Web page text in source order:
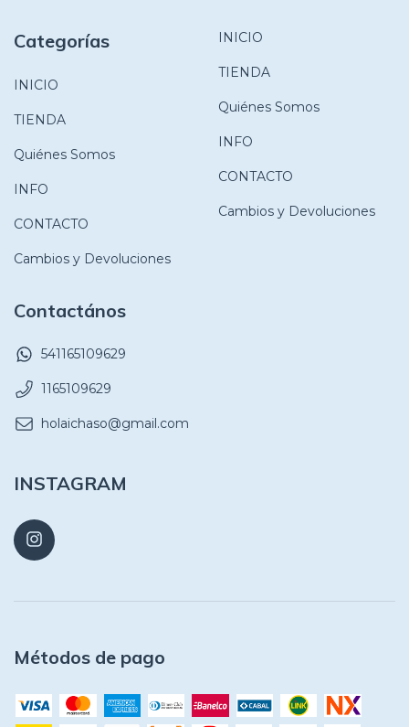
Categorías
INICIO
TIENDA
Quiénes Somos
INFO
CONTACTO
Cambios y Devoluciones
INICIO
TIENDA
Quiénes Somos
INFO
CONTACTO
Cambios y Devoluciones
Contactános
541165109629
1165109629
holaichaso@gmail.com
INSTAGRAM
Métodos de pago